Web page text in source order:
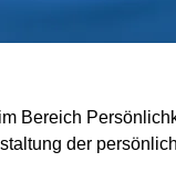
Bereich
der